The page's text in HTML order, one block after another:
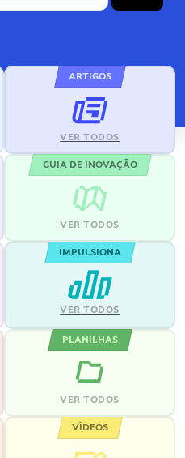
ARTIGOS
VER TODOS
GUIA DE INOVAÇÃO
VER TODOS
IMPULSIONA
VER TODOS
PLANILHAS
VER TODOS
VÍDEOS